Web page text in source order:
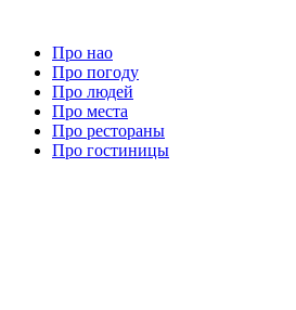
Про нао
Про погоду
Про людей
Про места
Про рестораны
Про гостиницы